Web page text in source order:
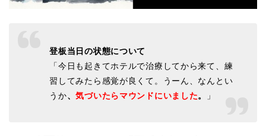
登板当日の状態について
「今日も起きてホテルで治療してから来て、練
習してみたら感覚が良くて。うーん、なんとい
うか、気づいたらマウンドにいました。 」